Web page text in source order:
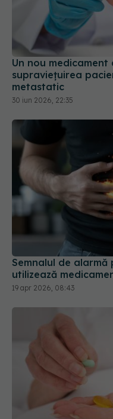
Un nou
supraviețuirea
metastatic
30 iun 2026, 22:35
Semnalul de
utilizează
19 apr 2026, 08:43